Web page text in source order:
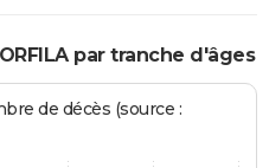
par tranche d'âges
de décès (source :